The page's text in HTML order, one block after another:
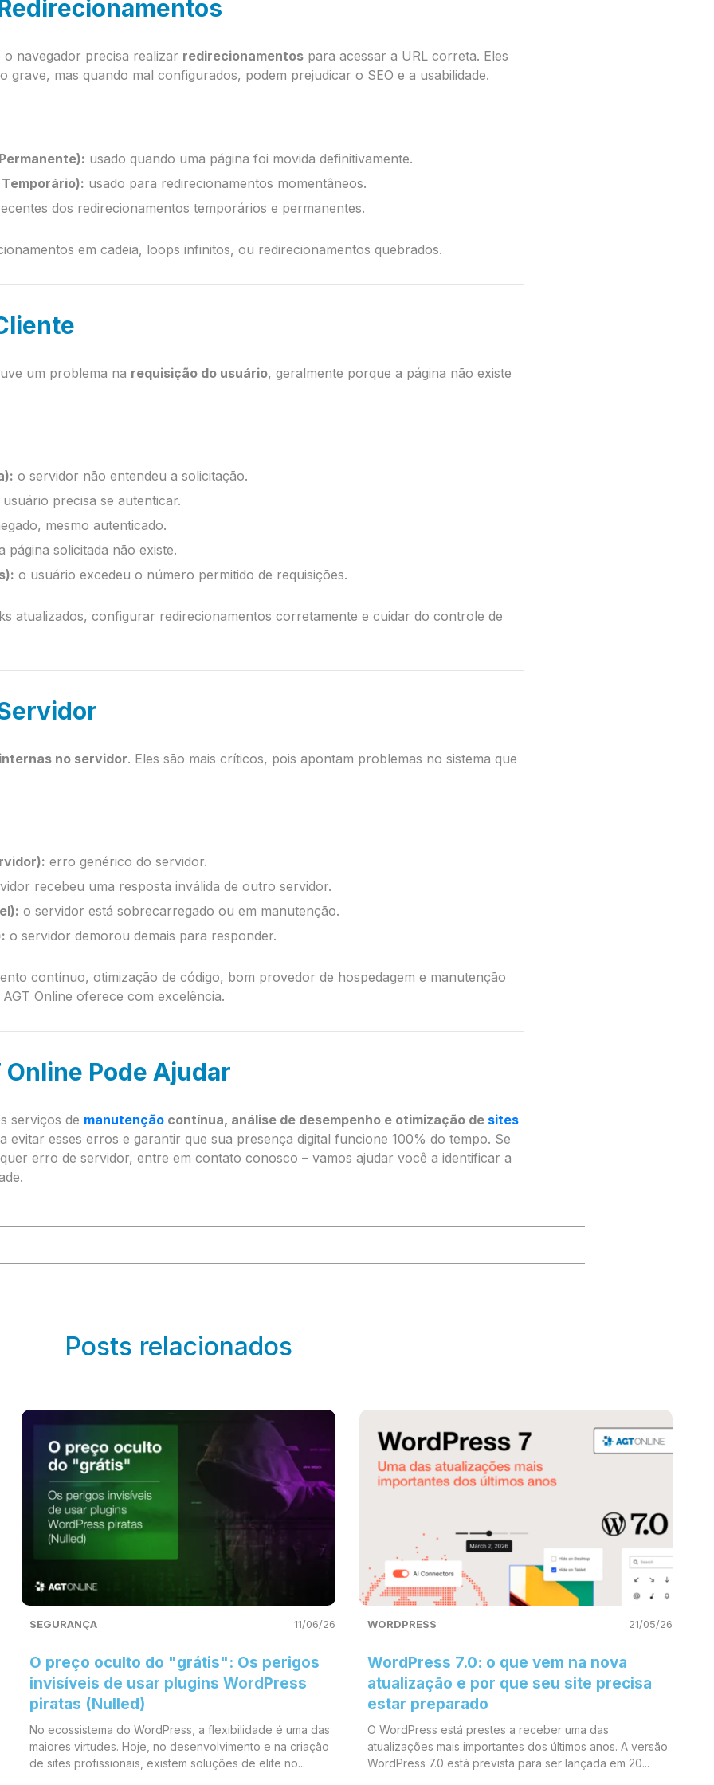
navegador precisa realizar redirecionamentospara acessar a URL correta. Eles
grave, mas quando mal configurados, podem prejudicar o SEO e a usabilidade.
usado quando uma página foi movida definitivamente.
usado para redirecionamentos momentâneos.
dos redirecionamentos temporários e permanentes.
em cadeia, loops infinitos, ou redirecionamentos quebrados.
um problema na requisição do usuário, geralmente porque a página não existe
o servidor não entendeu a solicitação.
precisa se autenticar.
mesmo autenticado.
página solicitada não existe.
o usuário excedeu o número permitido de requisições.
atualizados, configurar redirecionamentos corretamente e cuidar do controle de
no servidor. Eles são mais críticos, pois apontam problemas no sistema que
erro genérico do servidor.
recebeu uma resposta inválida de outro servidor.
o servidor está sobrecarregado ou em manutenção.
o servidor demorou demais para responder.
contínuo, otimização de código, bom provedor de hospedagem e manutenção
Online oferece com excelência.
Online Pode Ajudar
serviços de manutençãocontínua, análise de desempenho e otimização de sites
evitar esses erros e garantir que sua presença digital funcione 100% do tempo. Se
erro de servidor, entre em contato conosco – vamos ajudar você a identificar a
Posts relacionados
SEGURANÇA 11/06/26
O preço oculto do "grátis": Os perigos
invisíveis de usar plugins WordPress
piratas (Nulled)
No ecossistema do WordPress, a flexibilidade é uma das
maiores virtudes. Hoje, no desenvolvimento e na criação
de sites profissionais, existem soluções de elite no...
WORDPRESS 21/05/26
WordPress 7.0: o que vem na nova
atualização e por que seu site precisa
estar preparado
O WordPress está prestes a receber uma das
atualizações mais importantes dos últimos anos. A versão
WordPress 7.0 está prevista para ser lançada em 20...